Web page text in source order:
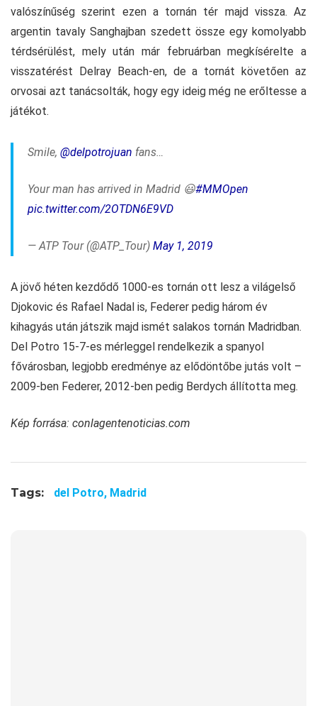
valószínűség szerint ezen a tornán tér majd vissza. Az
argentin tavaly Sanghajban szedett össze egy komolyabb
térdsérülést, mely után már februárban megkísérelte a
visszatérést Delray Beach-en, de a tornát követően az
orvosai azt tanácsolták, hogy egy ideig még ne erőltesse a
játékot.
Smile, @delpotrojuan fans…
Your man has arrived in Madrid 😃#MMOpen
pic.twitter.com/2OTDN6E9VD
— ATP Tour (@ATP_Tour) May 1, 2019
A jövő héten kezdődő 1000-es tornán ott lesz a világelső
Djokovic és Rafael Nadal is, Federer pedig három év
kihagyás után játszik majd ismét salakos tornán Madridban.
Del Potro 15-7-es mérleggel rendelkezik a spanyol
fővárosban, legjobb eredménye az elődöntőbe jutás volt –
2009-ben Federer, 2012-ben pedig Berdych állította meg.
Kép forrása: conlagentenoticias.com
Tags: del Potro, Madrid